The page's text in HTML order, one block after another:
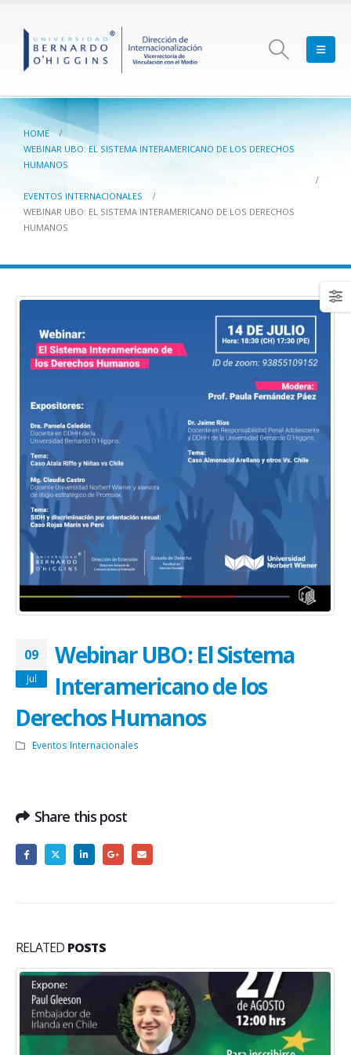
HOME
WEBINAR UBO: EL SISTEMA INTERAMERICANO DE LOS DERECHOS
HUMANOS
EVENTOS INTERNACIONALES
WEBINAR UBO: EL SISTEMA INTERAMERICANO DE LOS DERECHOS
HUMANOS
09
Jul
Webinar UBO: El Sistema
Interamericano de los
Derechos Humanos
Eventos Internacionales
Share this post
RELATED POSTS